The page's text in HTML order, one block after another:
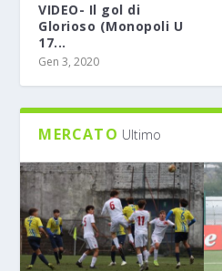
VIDEO- Il gol di
Glorioso (Monopoli U
17...
Gen 3, 2020
MERCATO Ultimo